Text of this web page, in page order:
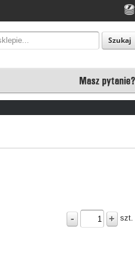
Szukaj
- + szt.